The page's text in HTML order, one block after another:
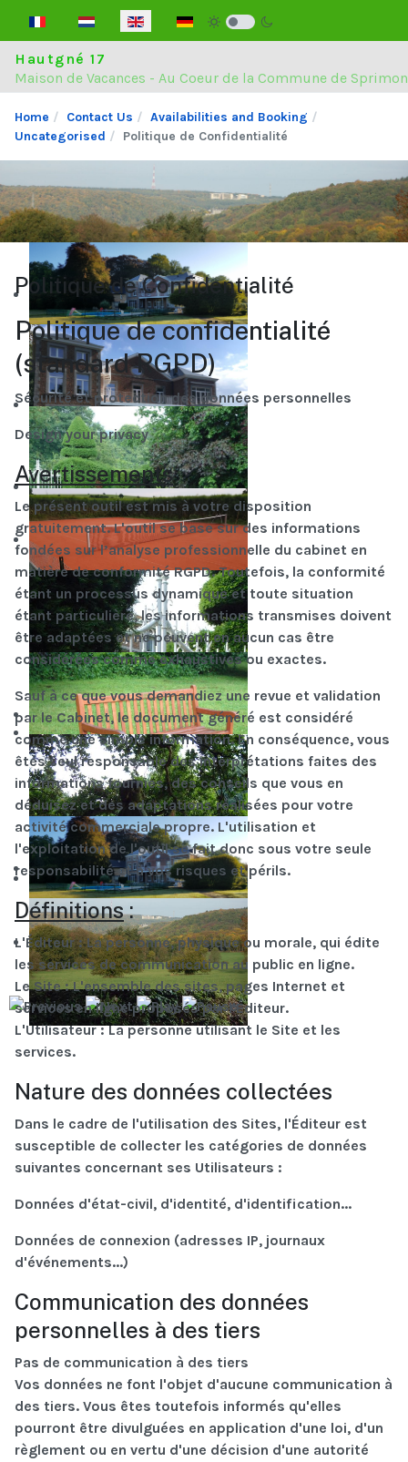
Select your language
Hautgné 17
Maison de Vacances - Au Coeur de la Commune de
Home Contact Us
Availabilities and Booking
Uncategorised
Politique de Confidentialité
Politique de Confidentialité
Politique de confidentialité
(standard RGPD)
Sécurité et protection des données personnelles
Design your privacy
Avertissements
Le présent outil est mis à votre disposition
gratuitement. L'outil se base sur des informations
fondées sur l’analyse professionnelle du cabinet en
matière de conformité RGPD. Toutefois, la conformité
étant un processus dynamique et toute situation
étant particulière, les informations transmises doivent
être adaptées et ne peuvent en aucun cas être
considérées comme exhaustives ou exactes.
Sauf à ce que vous demandiez une revue et validation
par le Cabinet, le document généré est considéré
comme une simple information. En conséquence, vous
êtes seul responsable des interprétations faites des
informations fournies, des conseils que vous en
déduisez et des adaptations réalisées pour votre
activité commerciale propre. L'utilisation et
l'exploitation de l'outil se fait donc sous votre seule
responsabilité et à vos risques et périls.
Définitions:
L'Éditeur: La personne, physique ou morale, qui édite
les services de communication au public en ligne.
Le Site: L'ensemble des sites, pages Internet et
services en ligne proposés par l'Éditeur.
L'Utilisateur: La personne utilisant le Site et les
services.
Nature des données collectées
Dans le cadre de l'utilisation des Sites, l'Éditeur est
susceptible de collecter les catégories de données
suivantes concernant ses Utilisateurs :
Données d'état-civil, d'identité, d'identification...
Données de connexion (adresses IP, journaux
d'événements...)
Communication des données
personnelles à des tiers
Pas de communication à des tiers
Vos données ne font l'objet d'aucune communication à
des tiers. Vous êtes toutefois informés qu'elles
pourront être divulguées en application d'une loi, d'un
règlement ou en vertu d'une décision d'une autorité